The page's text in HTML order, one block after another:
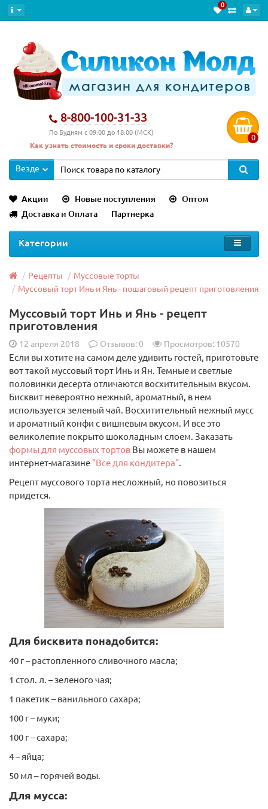
0
8-800-100-31-33
По Будням с 09:00 до 18:00 (МСК)
Как узнать стоимость и сроки доставки?
0
Везде
Акции Новые поступления
Оптом
Доставка и Оплата
Партнерка
Категории
Рецепты
Муссовые торты
Муссовый торт Инь и Янь - пошаговый рецепт приготовления
Венчик кухонный с толстыми струнами 32 см
Диаметр:6,5 см Длина:
Материал:
150 руб.
Арт: 13985
В корзину
Силиконовый молд Бусы
Муссовый торт Инь и Янь - рецепт
приготовления
12 апреля 2018 Отзывов:0 Просмотров: 10570
Если вы хотите на самом деле удивить гостей, приготовьте
вот такой муссовый торт Инь и Ян. Темные и светлые
половинки десерта отличаются восхитительным вкусом.
Бисквит невероятно нежный, ароматный, в нем
используется зеленый чай. Восхитительный нежный мусс
и ароматный конфи с вишневым вкусом. И все это
великолепие покрыто шоколадным слоем. Заказать
формы для муссовых тортов Вы можете в нашем
интернет-магазине "Все для кондитера".
Рецепт муссового торта несложный, но повозиться
придется.
Для бисквита понадобится:
40 г – растопленного сливочного масла;
1 стол. л. – зеленого чая;
1 пакетик – ванильного сахара;
100 г – муки;
100 г – сахара;
4 – яйца;
50 мл – горячей воды.
Для мусса: